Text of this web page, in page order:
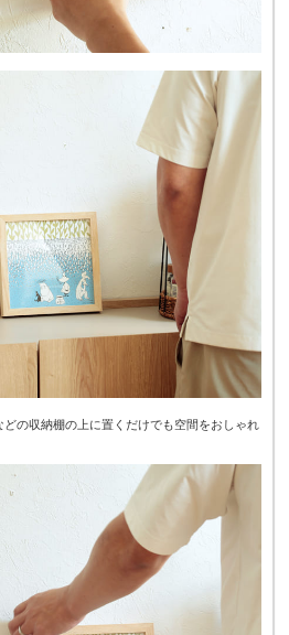
の収納棚の上に置くだけでも空間をおしゃれ